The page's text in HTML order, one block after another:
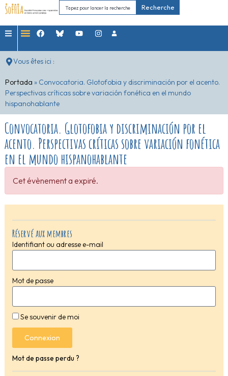
Recherche
Vous êtes ici :
Portada » Convocatoria. Glotofobia y discriminación por el acento.
Perspectivas críticas sobre variación fonética en el mundo
hispanohablante
Réservé aux membres
Identifiant ou adresse e-mail
Mot de passe
Se souvenir de moi
Connexion
Mot de passe perdu ?
Convocatoria. Glotofobia y discriminación por el
acento. Perspectivas críticas sobre variación fonética
en el mundo hispanohablante
Cet évènement a expiré.